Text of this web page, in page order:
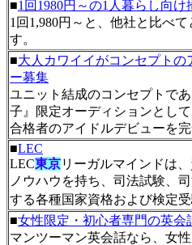
■1回1980円～の1人暮らし向
1回1,980円～と、他社と比べ
す。
■大人カワイイがコンセプト
ー募集
ユニット結成のコンセプトで
子』限定オーディションとして
合格者のアイドルデビューを完
■LEC
LEC東京リーガルマインドは
ノウハウを持ち、司法試験、
する各種国家資格および検定
■女性限定・初心者専門の英会
マンツーマン英会話なら、女